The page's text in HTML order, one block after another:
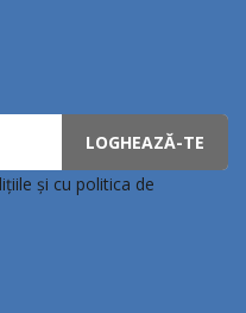
și cu politica de